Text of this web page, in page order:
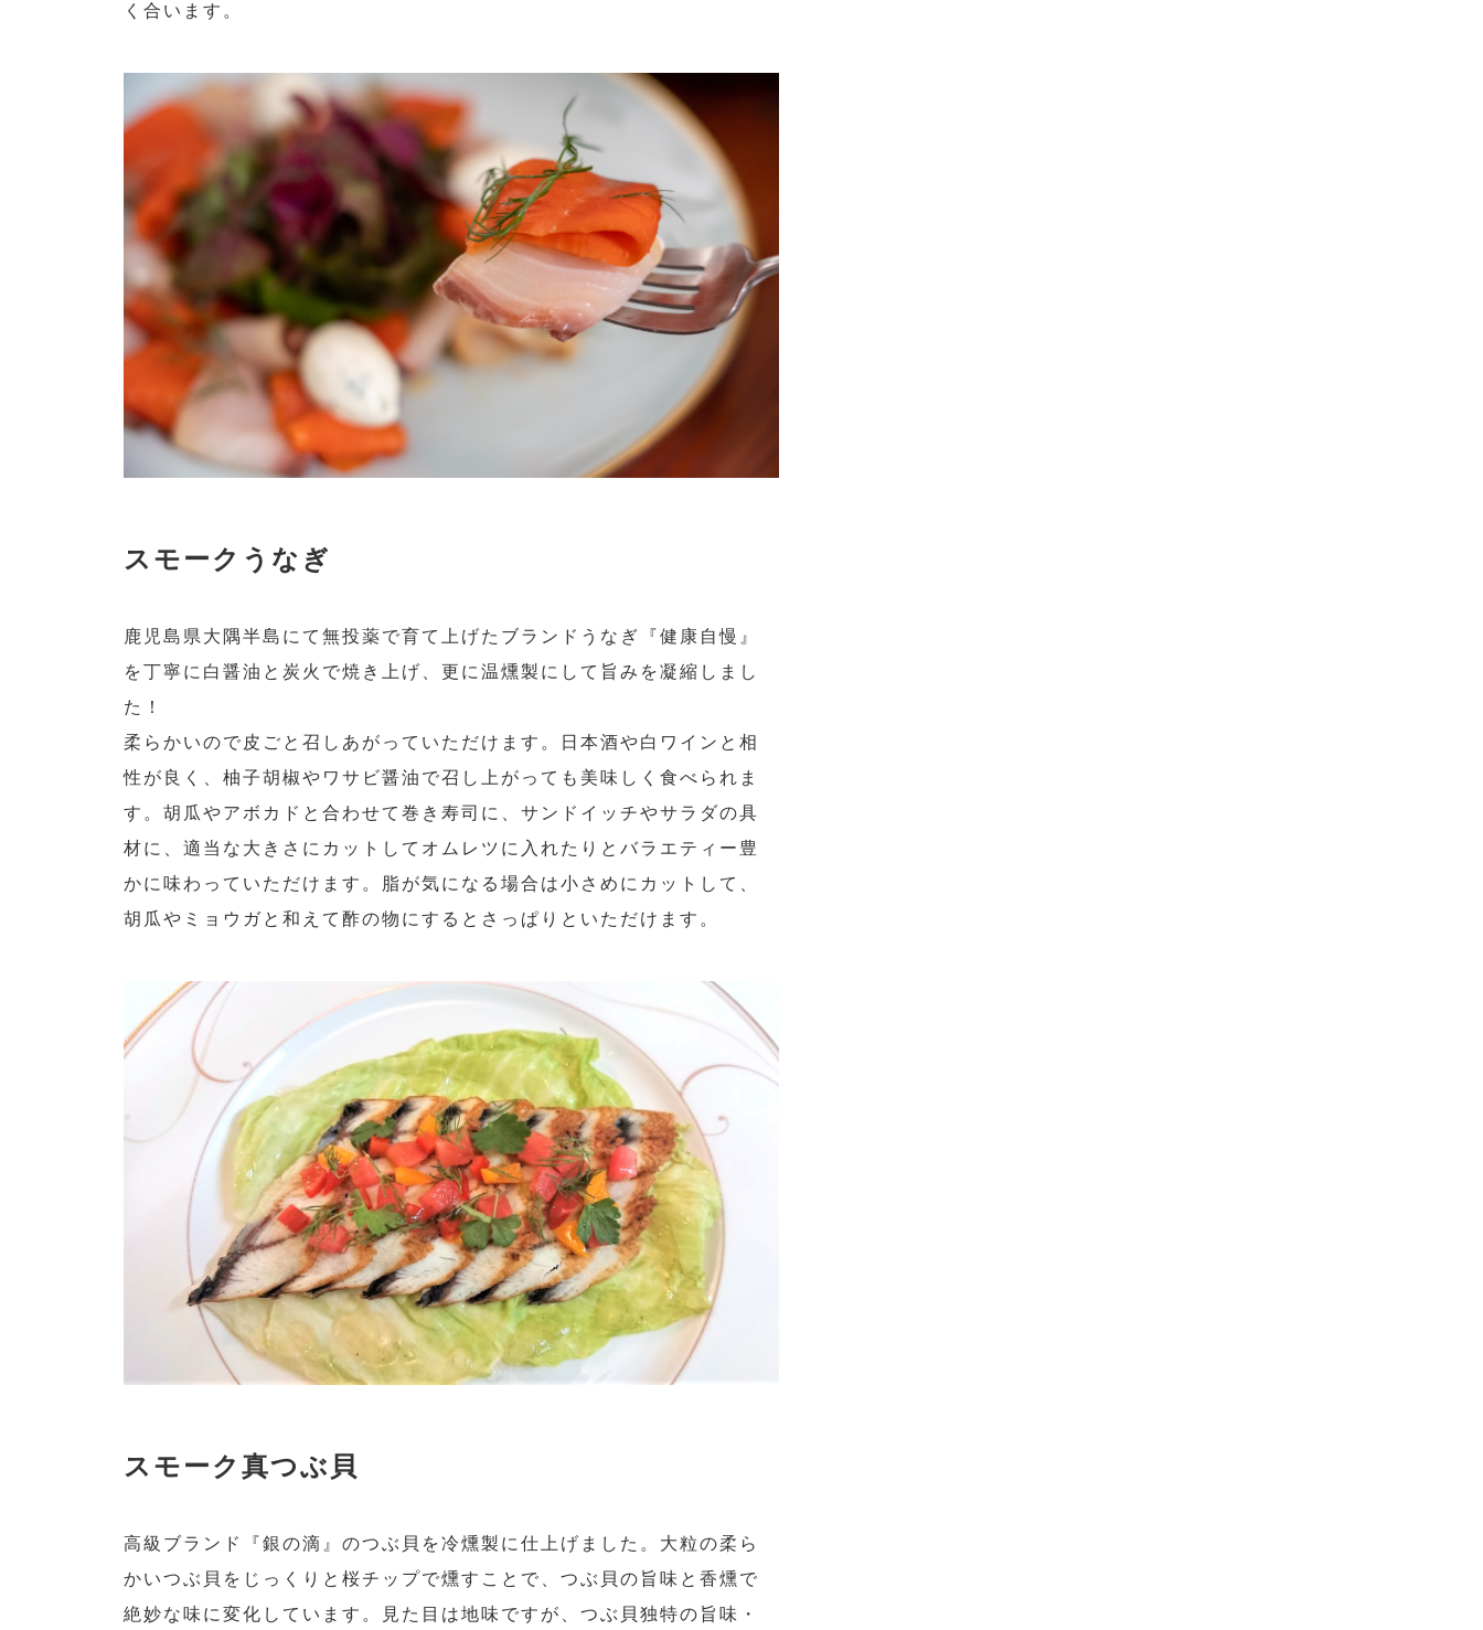
く合います。
スモークうなぎ
鹿児島県大隅半島にて無投薬で育て上げたブランドうなぎ『健康自慢』
を丁寧に白醤油と炭火で焼き上げ、更に温燻製にして旨みを凝縮しまし
た！
柔らかいので皮ごと召しあがっていただけます。日本酒や白ワインと相
性が良く、柚子胡椒やワサビ醤油で召し上がっても美味しく食べられま
す。胡瓜やアボカドと合わせて巻き寿司に、サンドイッチやサラダの具
材に、適当な大きさにカットしてオムレツに入れたりとバラエティー豊
かに味わっていただけます。脂が気になる場合は小さめにカットして、
胡瓜やミョウガと和えて酢の物にするとさっぱりといただけます。
スモーク真つぶ貝
高級ブランド『銀の滴』のつぶ貝を冷燻製に仕上げました。大粒の柔ら
かいつぶ貝をじっくりと桜チップで燻すことで、つぶ貝の旨味と香燻で
絶妙な味に変化しています。見た目は地味ですが、つぶ貝独特の旨味・